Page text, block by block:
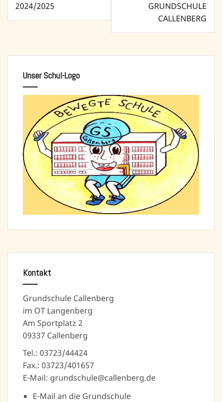
2024/2025
GRUNDSCHULE
CALLENBERG
Unser Schul-Logo
Kontakt
Grundschule Callenberg
im OT Langenberg
Am Sportplatz 2
09337 Callenberg
Tel.: 03723/44424
Fax.: 03723/401657
E-Mail: grundschule@callenberg.de
E-Mail an die Grundschule